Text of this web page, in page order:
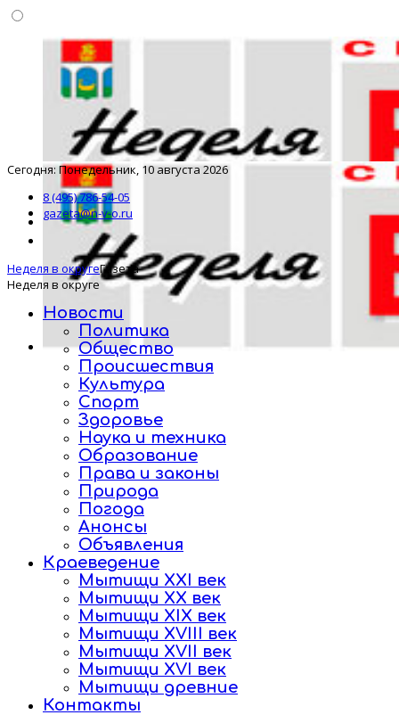
Сегодня: Понедельник, 10 августа 2026
8 (495) 786-54-05
gazeta@n-v-o.ru
Неделя в округеГазета
Неделя в округе
Новости
Политика
Общество
Происшествия
Культура
Спорт
Здоровье
Наука и техника
Образование
Права и законы
Природа
Погода
Анонсы
Объявления
Краеведение
Мытищи XXI век
Мытищи XX век
Мытищи XIX век
Мытищи XVIII век
Мытищи XVII век
Мытищи XVI век
Мытищи древние
Контакты